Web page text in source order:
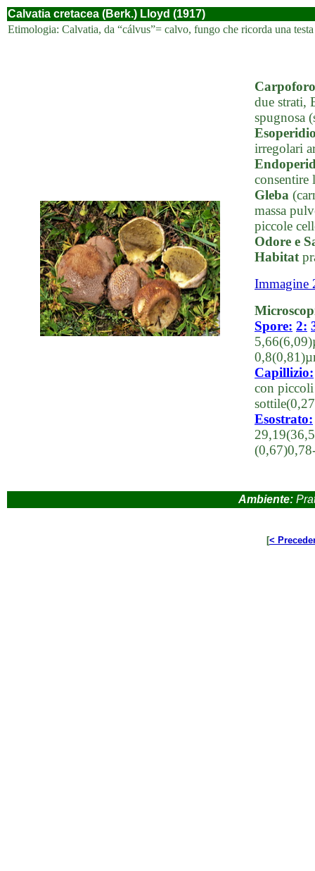
Calvatia cretacea (Berk.) Lloyd (1917)
Etimologia: Calvatia, da “cálvus”= calvo, fungo che ricorda una
Carpoforo
due strati,
spugnosa
irregolari
consentire
Gleba
massa
piccole
Odore e
Habitat
Immagine
Spore: 2:
Capillizio:
con
Esostrato:
Ambiente:
[<